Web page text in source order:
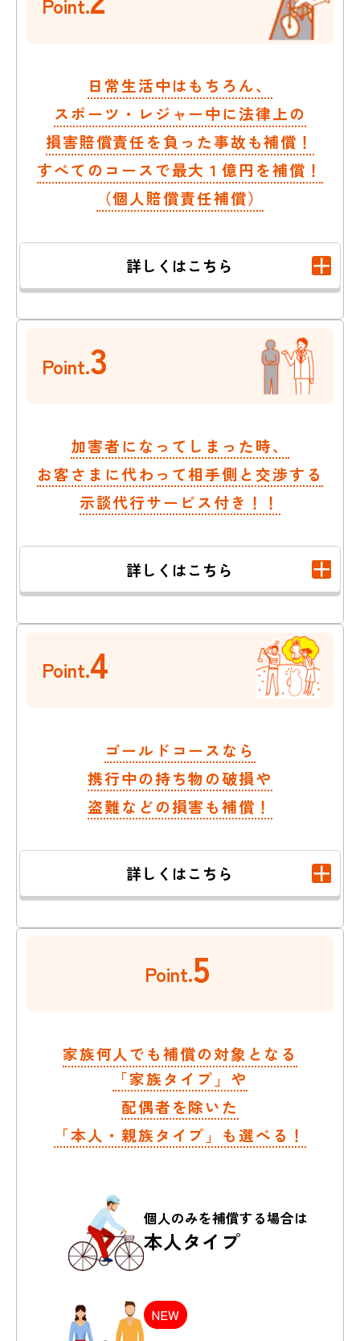
Point.
日常生活中はもちろん、
スポーツ・レジャー中に法律上の
損害賠償責任を負った事故も補償！
すべてのコースで最大１億円を補償！
（個人賠償責任補償）
詳しくはこちら
Point.3
加害者になってしまった時、
お客さまに代わって相手側と交渉する
示談代行サービス付き！！
詳しくはこちら
Point.4
ゴールドコースなら
携行中の持ち物の破損や
盗難などの損害も補償！
詳しくはこちら
Point.5
家族何人でも補償の対象となる
「家族タイプ」や
配偶者を除いた
「本人・親族タイプ」も選べる！
個人のみを補償する場合は
本人タイプ
NEW